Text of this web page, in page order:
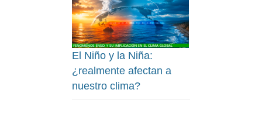
El Niño y la Niña:
¿realmente afectan a
nuestro clima?